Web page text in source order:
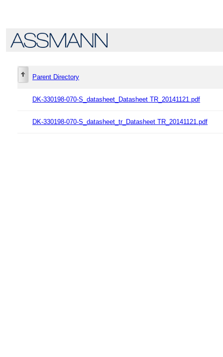
Parent Directory
DK-330198-070-S_datasheet_Datasheet TR_20141121.pdf
DK-330198-070-S_datasheet_tr_Datasheet TR_20141121.pdf